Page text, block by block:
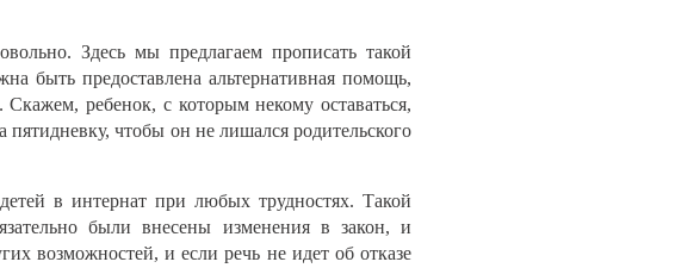
Здесь мы предлагаем прописать такой
быть предоставлена альтернативная помощь,
ребенок, с которым некому оставаться,
чтобы он не лишался родительского
в интернат при любых трудностях. Такой
были внесены изменения в закон, и
возможностей, и если речь не идет об отказе